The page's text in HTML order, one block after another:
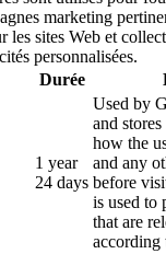
marketing
les sites Web et
personnalisées.
Durée
1 year
24 days
Used by
and
how the
and any
before
is used to
that are
according